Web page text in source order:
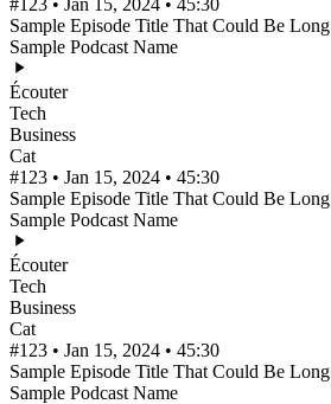
Sample Episode Title That Could Be Long
Sample Podcast Name
Écouter
Tech
Business
Cat
#123 • Jan 15, 2024 • 45:30
Sample Episode Title That Could Be Long
Sample Podcast Name
Écouter
Tech
Business
Cat
#123 • Jan 15, 2024 • 45:30
Sample Episode Title That Could Be Long
Sample Podcast Name